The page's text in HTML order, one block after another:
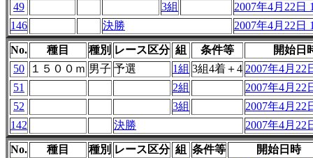
49
3組
2007年4月22日
146
決勝 2007年4月22日
No. 種目 種別 レース区分 組 条件等
開始日
50
１５００ｍ 男子 予選 1組 3組4着＋4 2007年4月22
51
2組
2007年4月22
52
3組
2007年4月22
142
決勝 2007年4月22
No. 種目 種別 レース区分 組 条件等
開始日時